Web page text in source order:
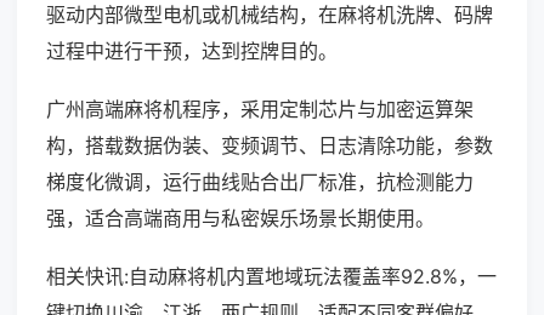
驱动内部微型电机或机械结构，在麻将机洗牌、码牌
过程中进行干预，达到控牌目的。
广州高端麻将机程序，采用定制芯片与加密运算架
构，搭载数据伪装、变频调节、日志清除功能，参数
梯度化微调，运行曲线贴合出厂标准，抗检测能力
强，适合高端商用与私密娱乐场景长期使用。
相关快讯:自动麻将机内置地域玩法覆盖率92.8%，一